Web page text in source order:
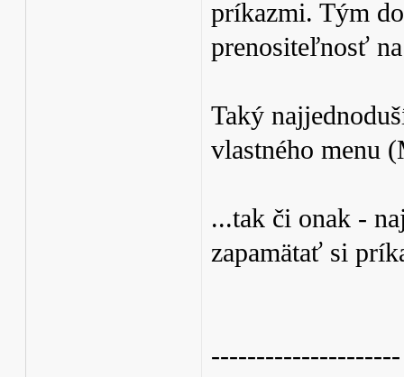
príkazmi. Tým
prenositeľnosť
Taký
vlastného
...tak či onak -
zapamätať si
---------------------